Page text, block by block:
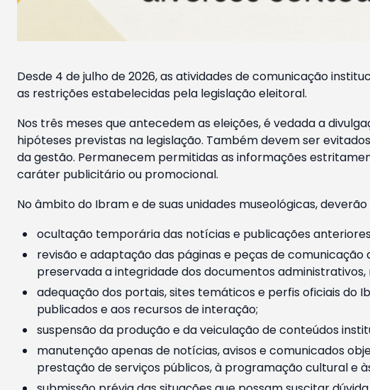
Desde 4 de julho de 2026, as atividades de comunicação
as restrições estabelecidas pela legislação eleitoral.
Nos três meses que antecedem as eleições, é vedada a
hipóteses previstas na legislação. Também devem ser
da gestão. Permanecem permitidas as informações
caráter publicitário ou promocional.
No âmbito do Ibram e de suas unidades museológicas,
ocultação temporária das notícias e publicações
revisão e adaptação das páginas e peças de
preservada a integridade dos documentos
adequação dos portais, sites temáticos e perfis oficiais do
publicados e aos recursos de interação;
suspensão da produção e da veiculação de conteúdos
manutenção apenas de notícias, avisos e comunicados
prestação de serviços públicos, à programação cultural e